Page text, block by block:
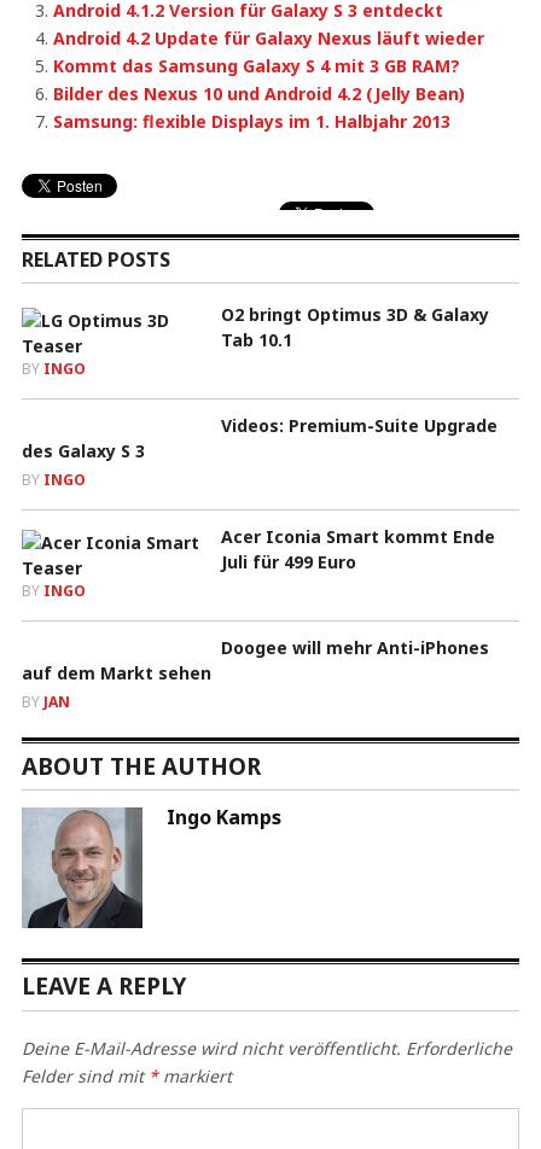
Android 4.1.2 Version für Galaxy S 3 entdeckt
Android 4.2 Update für Galaxy Nexus läuft wieder
Kommt das Samsung Galaxy S 4 mit 3 GB RAM?
Bilder des Nexus 10 und Android 4.2 (Jelly Bean)
Samsung: flexible Displays im 1. Halbjahr 2013
RELATED POSTS
O2 bringt Optimus 3D & Galaxy
Tab 10.1
BY INGO
Videos: Premium-Suite Upgrade
des Galaxy S 3
BY INGO
Acer Iconia Smart kommt Ende
Juli für 499 Euro
BY INGO
Doogee will mehr Anti-iPhones
auf dem Markt sehen
BY JAN
ABOUT THE AUTHOR
Ingo Kamps
LEAVE A REPLY
Deine E-Mail-Adresse wird nicht veröffentlicht. Erforderliche
Felder sind mit *markiert